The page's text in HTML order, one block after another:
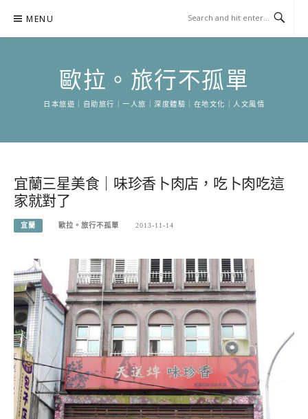
content
MENU
歐拉。旅行不孤單
日本旅遊｜自助旅行｜一人旅｜深度體驗｜在地文化｜人文風情
宜蘭三星美食｜味珍香卜肉店，吃卜肉吃這
家就對了
宜蘭 歐拉。旅行不孤單 2013-11-14